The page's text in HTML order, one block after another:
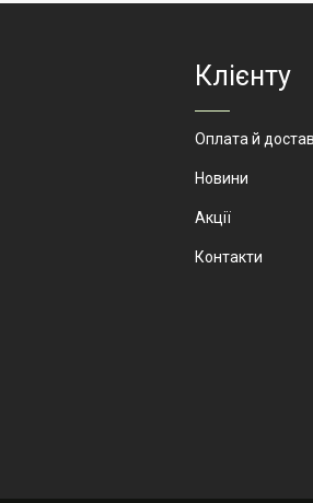
Клієнту
Оплата й
Новини
Акції
Контакти